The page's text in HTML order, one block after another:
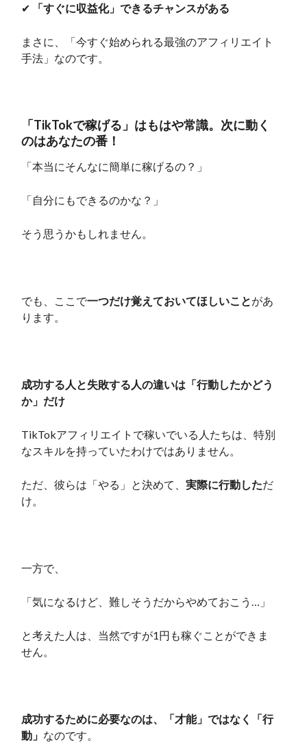
✔ 「すぐに収益化」できるチャンスがある
まさに、「今すぐ始められる最強のアフィリエイト
手法」なのです。
「TikTokで稼げる」はもはや常識。次に動く
のはあなたの番！
「本当にそんなに簡単に稼げるの？」
「自分にもできるのかな？」
そう思うかもしれません。
でも、ここで一つだけ覚えておいてほしいことがあ
ります。
成功する人と失敗する人の違いは「行動したかどう
か」だけ
TikTokアフィリエイトで稼いでいる人たちは、特別
なスキルを持っていたわけではありません。
ただ、彼らは「やる」と決めて、 実際に行動しただ
け。
一方で、
「気になるけど、難しそうだからやめておこう…」
と考えた人は、当然ですが1円も稼ぐことができま
せん。
成功するために必要なのは、「才能」ではなく「行
動」 なのです。